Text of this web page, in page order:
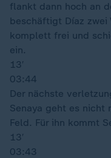
flankt dann hoch an
beschäftigt Díaz
komplett frei und
ein.
13′
03:44
Der nächste
Senaya geht es nicht
Feld. Für ihn kommt
13′
03:43